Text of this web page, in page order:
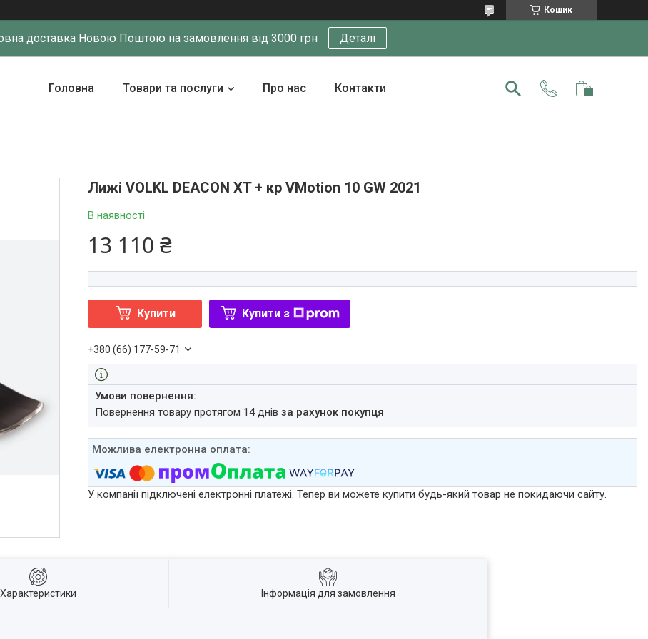
Кошик
доставка Новою Поштою на замовлення від 3000 грн Деталі
Головна Товари та послуги Про нас Контакти
Лижі VOLKL DEACON XT + кр VMotion 10 GW 2021
В наявності
13 110 ₴
Купити Купити з
+380 (66) 177-59-71
повернення товару протягом 14 днівза рахунок покупця
У компанії підключені електронні платежі. Тепер ви можете купити будь-який товар не покидаючи сайту.
Характеристики Інформація для замовлення